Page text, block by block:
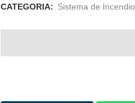
CATEGORIA: Sistema de Incendio